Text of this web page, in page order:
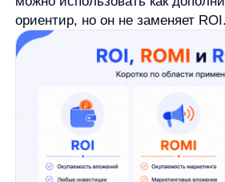
рекламных каналов перед покупкой,
нужно распределять осторожно.
канал может получить всю
решение формировалось через
показывают, что показатель требует
расчёта и понятных правил: какие
включаются, какой результат
период берётся и как вложение
с итогом.